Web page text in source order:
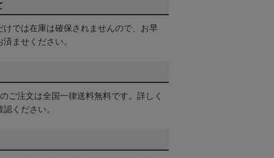
けでは在庫は確保されませんので、お早
ませください。
ご注文は全国一律送料無料です。詳しく
認ください。